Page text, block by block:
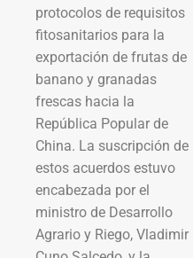
protocolos de requisitos
fitosanitarios para la
exportación de frutas de
banano y granadas
frescas hacia la
República Popular de
China. La suscripción de
estos acuerdos estuvo
encabezada por el
ministro de Desarrollo
Agrario y Riego, Vladimir